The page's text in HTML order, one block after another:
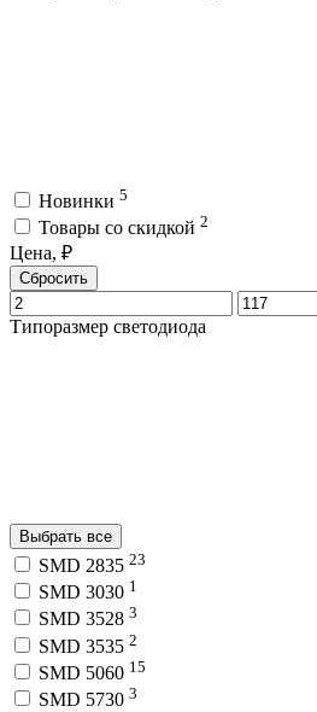
Новинки 5
Товары со скидкой 2
Цена, ₽
Сбросить
Типоразмер светодиода
Выбрать все
SMD 2835 23
SMD 3030 1
SMD 3528 3
SMD 3535 2
SMD 5060 15
SMD 5730 3